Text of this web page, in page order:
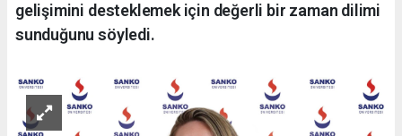
gelişimini desteklemek için değerli bir zaman dilimi
sunduğunu söyledi.